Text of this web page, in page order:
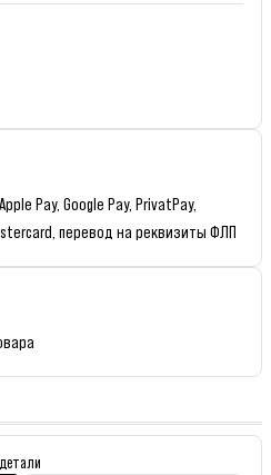
Pay, Google Pay, PrivatPay,
перевод на реквизиты ФЛП